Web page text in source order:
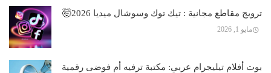
ترويج مقاطع مجانية : تيك توك وسوشال ميديا 2026🤯
مايو 1, 2026
بوت أفلام تيليجرام عربي: مكتبة ترفيه أم فوضى رقمية